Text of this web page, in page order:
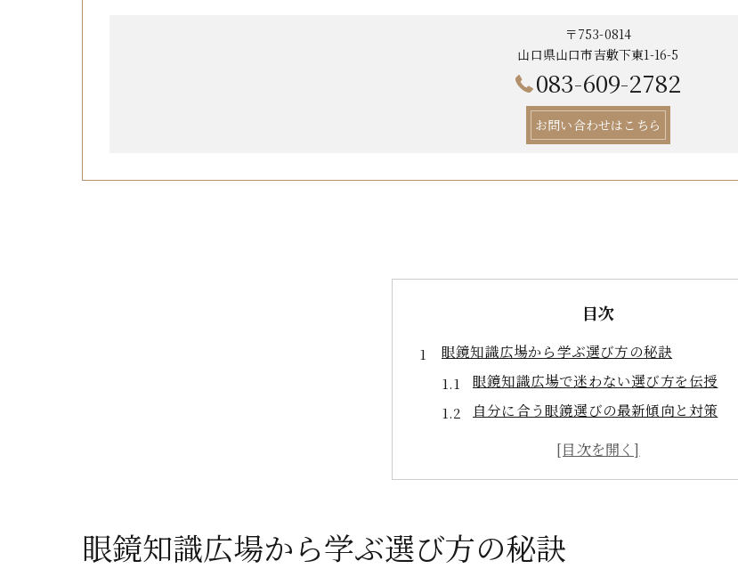
〒753-0814
山口県山口市吉敷下東1-16-5
083-609-2782
お問い合わせはこちら
目次
眼鏡知識広場から学ぶ選び方の秘訣
眼鏡知識広場で迷わない選び方を伝授
自分に合う眼鏡選びの最新傾向と対策
専門家が教える失敗しない眼鏡知識の極意
眼鏡選びで重視したい基礎知識とは何か
眼鏡知識広場から学ぶ選び方の秘訣